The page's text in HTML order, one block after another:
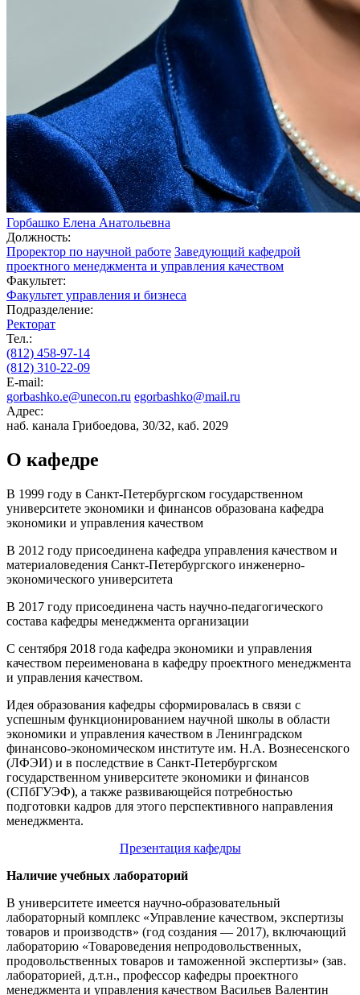
Горбашко Елена Анатольевна
Должность:
Проректор по научной работе Заведующий кафедрой
проектного менеджмента и управления качеством
Факультет:
Факультет управления и бизнеса
Подразделение:
Ректорат
Тел.:
(812) 458-97-14
(812) 310-22-09
E-mail:
gorbashko.e@unecon.ru egorbashko@mail.ru
Адрес:
наб. канала Грибоедова, 30/32, каб. 2029
О кафедре
В 1999 году в Санкт-Петербургском государственном
университете экономики и финансов образована кафедра
экономики и управления качеством
В 2012 году присоединена кафедра управления качеством и
материаловедения Санкт-Петербургского инженерно-
экономического университета
В 2017 году присоединена часть научно-педагогического
состава кафедры менеджмента организации
С сентября 2018 года кафедра экономики и управления
качеством переименована в кафедру проектного менеджмента
и управления качеством.
Идея образования кафедры сформировалась в связи с
успешным функционированием научной школы в области
экономики и управления качеством в Ленинградском
финансово-экономическом институте им. Н.А. Вознесенского
(ЛФЭИ) и в последствие в Санкт-Петербургском
государственном университете экономики и финансов
(СПбГУЭФ), а также развивающейся потребностью
подготовки кадров для этого перспективного направления
менеджмента.
Презентация кафедры
Наличие учебных лабораторий
В университете имеется научно-образовательный
лабораторный комплекс «Управление качеством, экспертизы
товаров и производств» (год создания — 2017), включающий
лабораторию «Товароведения непродовольственных,
продовольственных товаров и таможенной экспертизы» (зав.
лабораторией, д.т.н., профессор кафедры проектного
менеджмента и управления качеством Васильев Валентин